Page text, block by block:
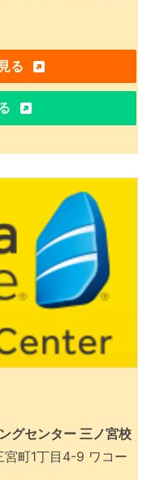
る
グセンター 三ノ宮校
町1丁目4-9 ワコー